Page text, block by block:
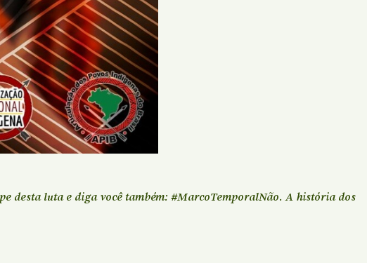
desta luta e diga você também: #MarcoTemporalNão. A história dos